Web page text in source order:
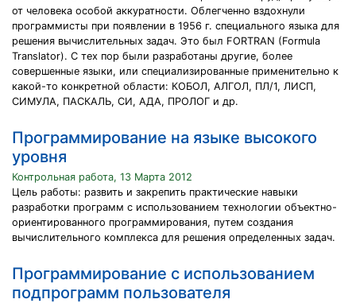
от человека особой аккуратности. Облегченно вздохнули
программисты при появлении в 1956 г. специального языка для
решения вычислительных задач. Это был FORTRAN (Formula
Translator). С тех пор были разработаны другие, более
совершенные языки, или специализированные применительно к
какой-то конкретной области: КОБОЛ, АЛГОЛ, ПЛ/1, ЛИСП,
СИМУЛА, ПАСКАЛЬ, СИ, АДА, ПРОЛОГ и др.
Программирование на языке высокого
уровня
Контрольная работа, 13 Марта 2012
Цель работы: развить и закрепить практические навыки
разработки программ с использованием технологии объектно-
ориентированного программирования, путем создания
вычислительного комплекса для решения определенных задач.
Программирование с использованием
подпрограмм пользователя